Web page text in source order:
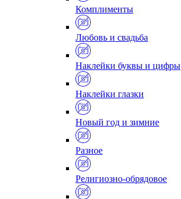
Комплименты
Любовь и свадьба
Наклейки буквы и цифры
Наклейки глазки
Новый год и зимние
Разное
Религиозно-обрядовое